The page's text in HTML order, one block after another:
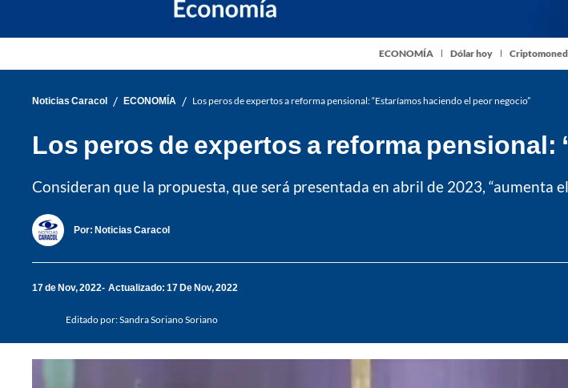
ECONOMÍA Dólar hoy
Noticias Caracol / ECONOMÍA / Los peros de expertos a reforma pensional: “Estaríamos haciendo el peor negocio”
Los peros de expertos a reforma
Consideran que la propuesta, que será presentada en abril de 2023, “aumenta
Por: Noticias Caracol
17 de Nov, 2022 Actualizado: 17 De Nov, 2022
Editado por:Sandra Soriano Soriano